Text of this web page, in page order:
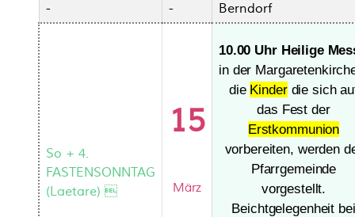
- - Berndorf
So + 4.
FASTENSONNTAG
(Laetare) 
15
März
10.00 Uhr Heilige
in der
die Kinderdie sich
das Fest der
Erstkommunion
vorbereiten, werden
Pfarrgemeinde
vorgestellt.
Beichtgelegenheit bei